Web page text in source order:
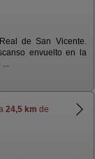
de San Vicente.
envuelto en la
...
24,5 km de